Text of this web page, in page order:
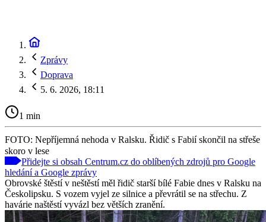
Zprávy
Doprava
5. 6. 2026, 18:11
1 min
FOTO: Nepříjemná nehoda v Ralsku. Řidič s Fabií skončil na střeše
skoro v lese
Přidejte si obsah Centrum.cz do oblíbených zdrojů pro Google
hledání a Google zprávy
Obrovské štěstí v neštěstí měl řidič starší bílé Fabie dnes v Ralsku na
Českolipsku. S vozem vyjel ze silnice a převrátil se na střechu. Z
havárie naštěstí vyvázl bez větších zranění.